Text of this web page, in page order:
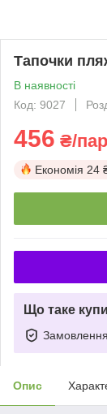
Тапочки
В наявності
Код: 9027
456 ₴/
Економія 24
Що таке
Опис